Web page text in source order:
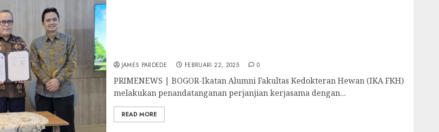
JAMES PARDEDE FEBRUARI 22, 2025 0
PRIMENEWS | BOGOR-Ikatan Alumni Fakultas Kedokteran Hewan (IKA FKH)
melakukan penandatanganan perjanjian kerjasama dengan...
READ MORE